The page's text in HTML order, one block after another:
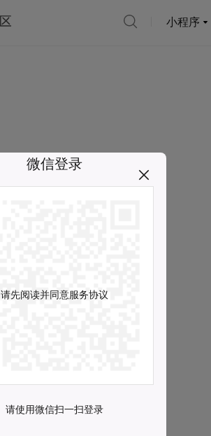
小程序
微信登录
请先阅读并同意服务协议
请使用微信扫一扫登录